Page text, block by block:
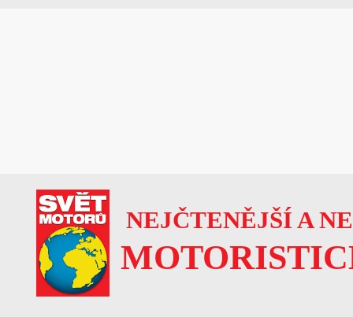
NEJČTENĚJŠÍ A